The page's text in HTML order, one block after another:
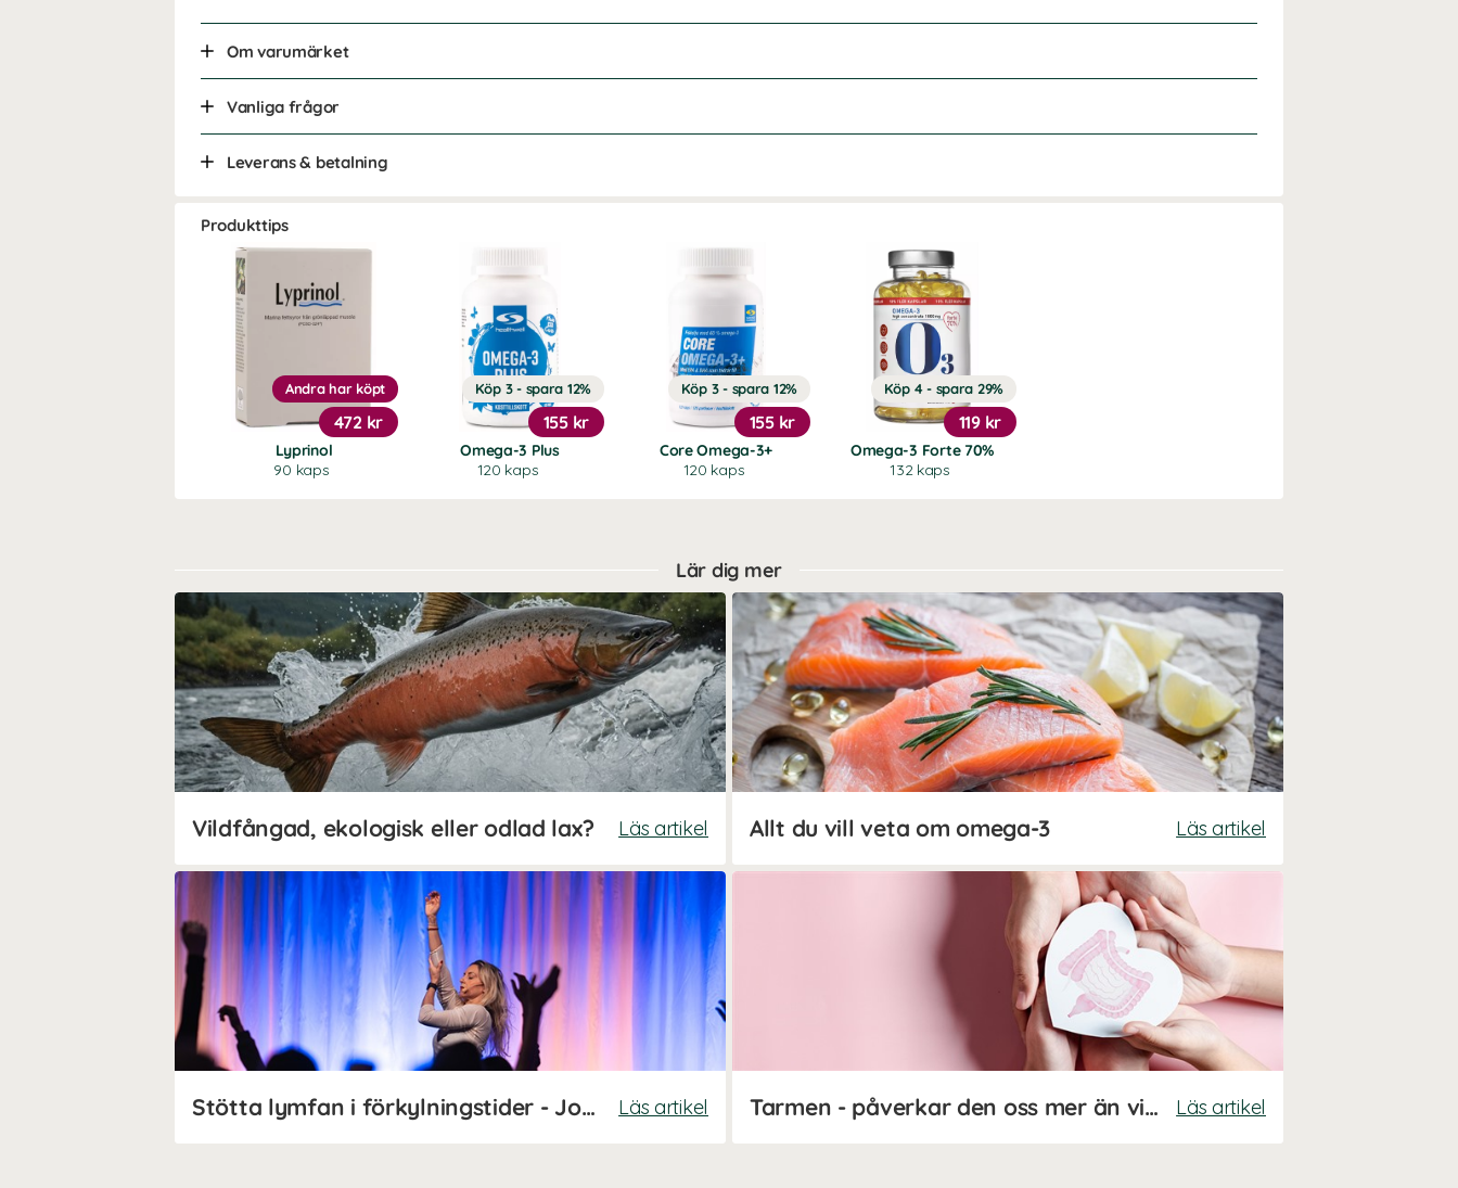
Om varumärket
Vanliga frågor
Leverans & betalning
Produkttips
Lyprinol
90 kaps
Andra har köpt
472 kr
Omega-3 Plus
120 kaps
Köp 3 - spara 12%
155 kr
Core Omega-3+
120 kaps
Köp 3 - spara 12%
155 kr
Omega-3 Forte 70%
132 kaps
Köp 4 - spara 29%
119 kr
Lär dig mer
Vildfångad, ekologisk eller odlad lax? Läs artikel Allt du vill veta om omega-3 Läs artikel
Stötta lymfan i förkylningstider - Johanna Hector tipsar! Läs artikel Tarmen - påverkar den oss mer än vi tror? Läs artikel